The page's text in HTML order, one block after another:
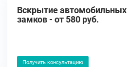
Вскрытие автомобильных
замков - от 580 руб.
Получить консультацию